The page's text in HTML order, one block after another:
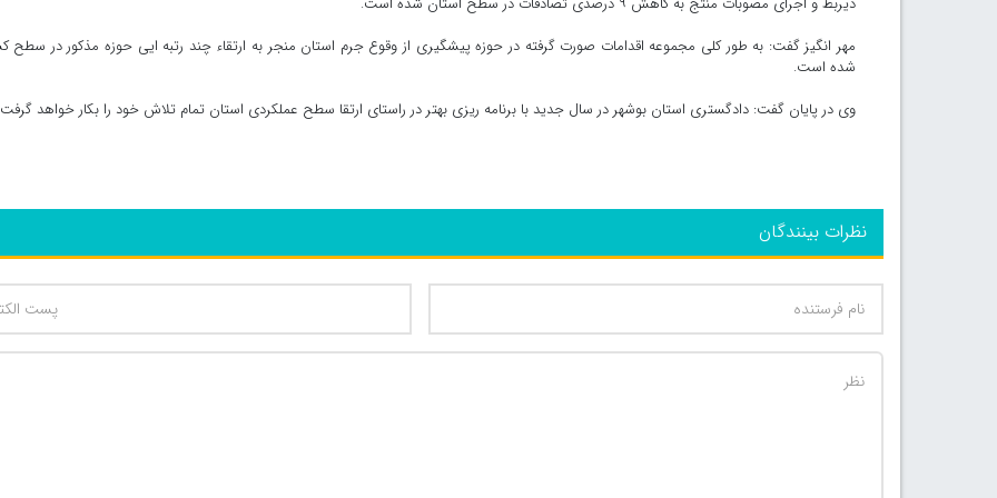
مهر انگیز گفت: به طور کلی مجموعه اقدامات صورت گرفته در حوزه پیشگیری از وقوع جرم استان منجر به ارتقاء چند رتبه ایی حوزه مذکور در سطح
شده است.
وی در پایان گفت: دادگستری استان بوشهر در سال جدید با برنامه ریزی بهتر در راستای ارتقا سطح عملکردی استان تمام تلاش خود را بکار خواهد
نظرات بینندگان